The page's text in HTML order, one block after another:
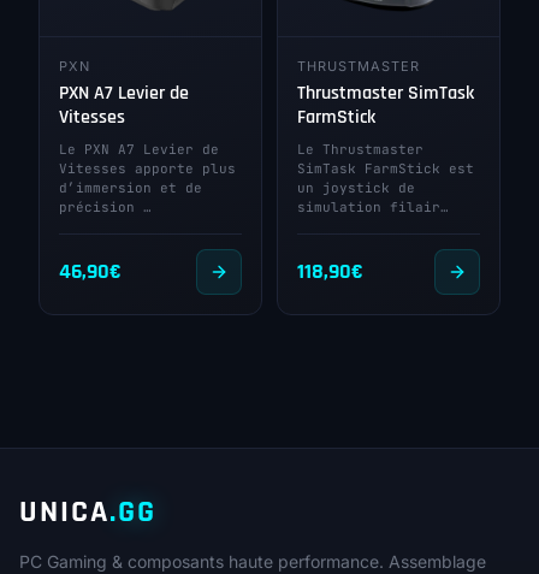
PXN
PXN A7 Levier de
Vitesses
Le PXN A7 Levier de
Vitesses apporte plus
d’immersion et de
précision …
46,90€
THRUSTMASTER
Thrustmaster SimTask
FarmStick
Le Thrustmaster
SimTask FarmStick est
un joystick de
simulation filair…
118,90€
UNICA.GG
PC Gaming & composants haute performance. Assemblage